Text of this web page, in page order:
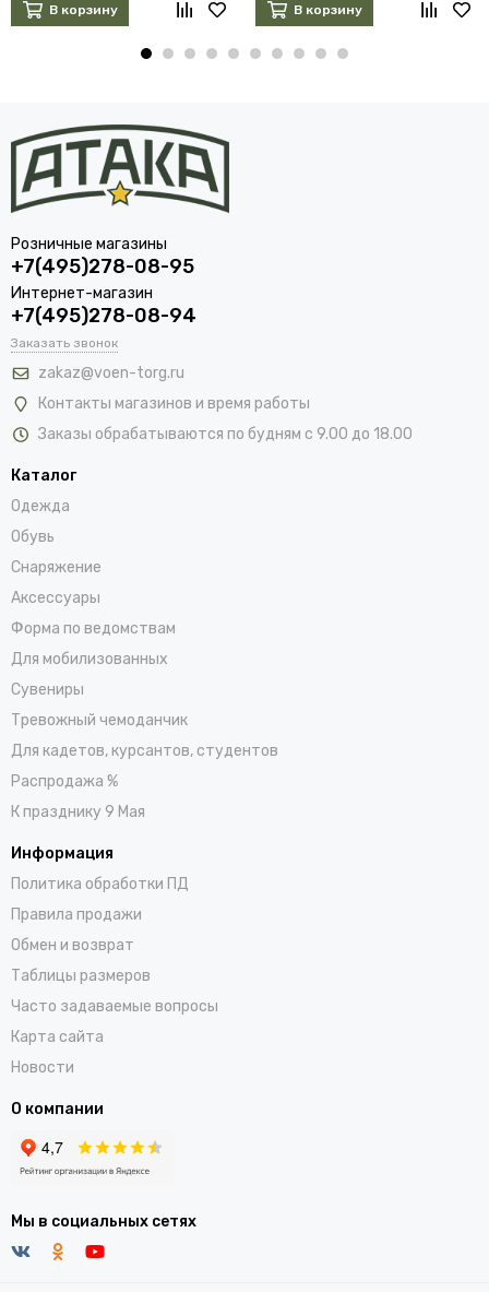
В корзину В корзину
Розничные магазины
+7(495)278-08-95
Интернет-магазин
+7(495)278-08-94
Заказать звонок
zakaz@voen-torg.ru
Контакты магазинов и время работы
Заказы обрабатываются по будням с 9.00 до 18.00
Каталог
Одежда
Обувь
Снаряжение
Аксессуары
Форма по ведомствам
Для мобилизованных
Сувениры
Тревожный чемоданчик
Для кадетов, курсантов, студентов
Распродажа %
К празднику 9 Мая
Информация
Политика обработки ПД
Правила продажи
Обмен и возврат
Таблицы размеров
Часто задаваемые вопросы
Карта сайта
Новости
О компании
Мы в социальных сетях